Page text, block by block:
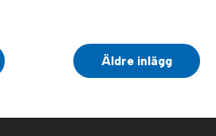
Äldre inlägg